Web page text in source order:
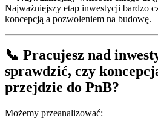
Najważniejszy etap inwestycji bardzo
koncepcją a pozwoleniem na budowę.
📞 Pracujesz nad
sprawdzić, czy
przejdzie do PnB?
Możemy przeanalizować: